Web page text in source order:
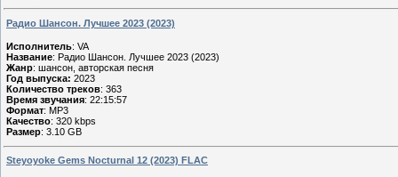
Радио Шансон. Лучшее 2023 (2023)
Исполнитель: VA
Название: Радио Шансон. Лучшее 2023 (2023)
Жанр: шансон, авторская песня
Год выпуска: 2023
Количество треков: 363
Время звучания: 22:15:57
Формат: MP3
Качество: 320 kbps
Размер: 3.10 GB
Steyoyoke Gems Nocturnal 12 (2023) FLAC